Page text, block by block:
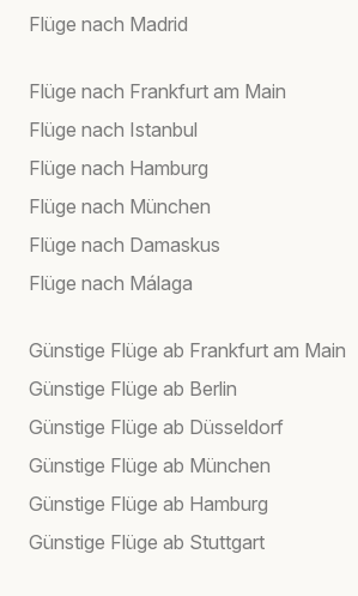
Flüge nach Madrid
Flüge nach Frankfurt am Main
Flüge nach Istanbul
Flüge nach Hamburg
Flüge nach München
Flüge nach Damaskus
Flüge nach Málaga
Günstige Flüge ab Frankfurt am Main
Günstige Flüge ab Berlin
Günstige Flüge ab Düsseldorf
Günstige Flüge ab München
Günstige Flüge ab Hamburg
Günstige Flüge ab Stuttgart